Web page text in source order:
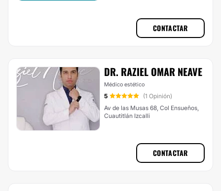
CONTACTAR
DR. RAZIEL OMAR NEAVE
Médico estético
5
(1 Opinión)
Av de las Musas 68, Col Ensueños,
Cuautitlán Izcalli
CONTACTAR